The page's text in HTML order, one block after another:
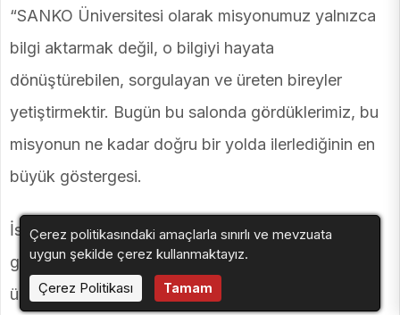
“SANKO Üniversitesi olarak misyonumuz yalnızca
bilgi aktarmak değil, o bilgiyi hayata
dönüştürebilen, sorgulayan ve üreten bireyler
yetiştirmektir. Bugün bu salonda gördüklerimiz, bu
misyonun ne kadar doğru bir yolda ilerlediğinin en
büyük göstergesi.
İstasyon Gaziantep’te iki gün boyunca sabahtan
gece yarısına kadar çalışan, düşünen, tartışan ve
üreten gençlerimizi gördükçe bu işe neden
Çerez politikasındaki amaçlarla sınırlı ve mevzuata
uygun şekilde çerez kullanmaktayız.
Çerez Politikası
Tamam